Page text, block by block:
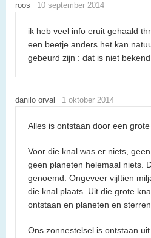
roos 10 september 2014
ik heb veel info eruit gehaald
een beetje anders het kan
gebeurd zijn : dat is niet bekend.
danilo orval 1 oktober 2014
Alles is ontstaan door een grote
Voor die knal was er niets,
geen planeten helemaal niets.
genoemd. Ongeveer vijftien
die knal plaats. Uit die grote
ontstaan en planeten en
Ons zonnestelsel is ontstaan